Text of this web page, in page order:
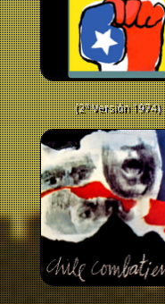
(2º Versión 1974)